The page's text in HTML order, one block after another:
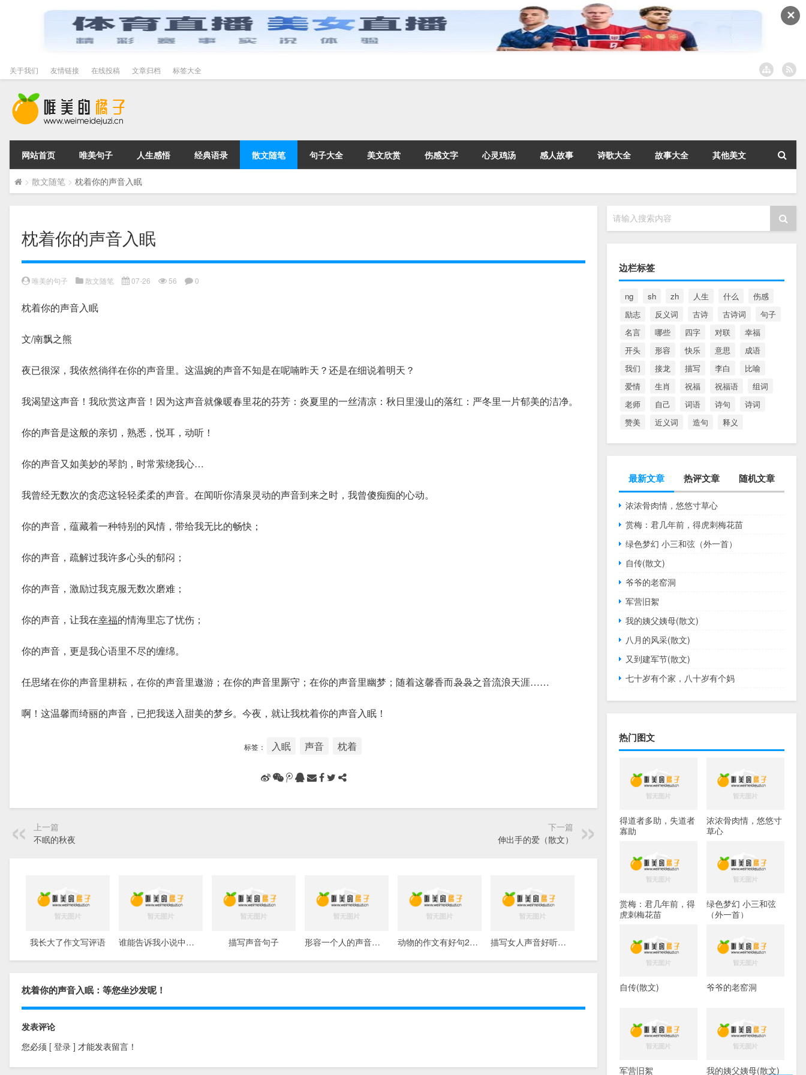
✕
关于我们 友情链接 在线投稿 文章归档 标签大全
网站首页 唯美句子 人生感悟 经典语录 散文随笔 句子大全 美文欣赏 伤感文字 心灵鸡汤 感人故事 诗歌大全 故事大全 其他美文
> 散文随笔 > 枕着你的声音入眠
枕着你的声音入眠
唯美的句子 散文随笔 07-26 56 0
枕着你的声音入眠
文/南飘之熊
夜已很深，我依然徜徉在你的声音里。这温婉的声音不知是在呢喃昨天？还是在细说着明天？
我渴望这声音！我欣赏这声音！因为这声音就像暖春里花的芬芳：炎夏里的一丝清凉：秋日里漫山的落红：严冬里一片郁美的洁净。
你的声音是这般的亲切，熟悉，悦耳，动听！
你的声音又如美妙的琴韵，时常萦绕我心…
我曾经无数次的贪恋这轻轻柔柔的声音。在闻听你清泉灵动的声音到来之时，我曾傻痴痴的心动。
你的声音，蕴藏着一种特别的风情，带给我无比的畅快；
你的声音，疏解过我许多心头的郁闷；
你的声音，激励过我克服无数次磨难；
你的声音，让我在幸福的情海里忘了忧伤；
你的声音，更是我心语里不尽的缠绵。
任思绪在你的声音里耕耘，在你的声音里遨游；在你的声音里厮守；在你的声音里幽梦；随着这馨香而袅袅之音流浪天涯……
啊！这温馨而绮丽的声音，已把我送入甜美的梦乡。今夜，就让我枕着你的声音入眠！
标签： 入眠 声音 枕着
上一篇
不眠的秋夜
下一篇
伸出手的爱（散文）
我长大了作文写评语 谁能告诉我小说中描写美少年的唯美语句？ 描写声音句子 形容一个人的声音很好听的句子 动物的作文有好句20字 描写女人声音好听的句子
枕着你的声音入眠：等您坐沙发呢！
发表评论
您必须 [ 登录 ] 才能发表留言！
请输入搜索内容
边栏标签
ng sh zh 人生 什么
伤感
励志
反义词 古诗 古诗词
句子
名言
哪些 四字 对联
幸福
开头
形容 快乐 意思
成语
我们
接龙 描写 李白
比喻
爱情
生肖 祝福 祝福语
组词
老师
自己 词语 诗句
诗词
赞美
近义词 造句 释义
最新文章 热评文章 随机文章
浓浓骨肉情，悠悠寸草心
赏梅：君几年前，得虎刺梅花苗
绿色梦幻 小三和弦（外一首）
自传(散文)
爷爷的老窑洞
军营旧絮
我的姨父姨母(散文)
八月的风采(散文)
又到建军节(散文)
七十岁有个家，八十岁有个妈
热门图文
得道者多助，失道者
寡助
浓浓骨肉情，悠悠寸
草心
赏梅：君几年前，得
虎刺梅花苗
绿色梦幻 小三和弦
（外一首）
自传(散文) 爷爷的老窑洞
军营旧絮 我的姨父姨母(散文)